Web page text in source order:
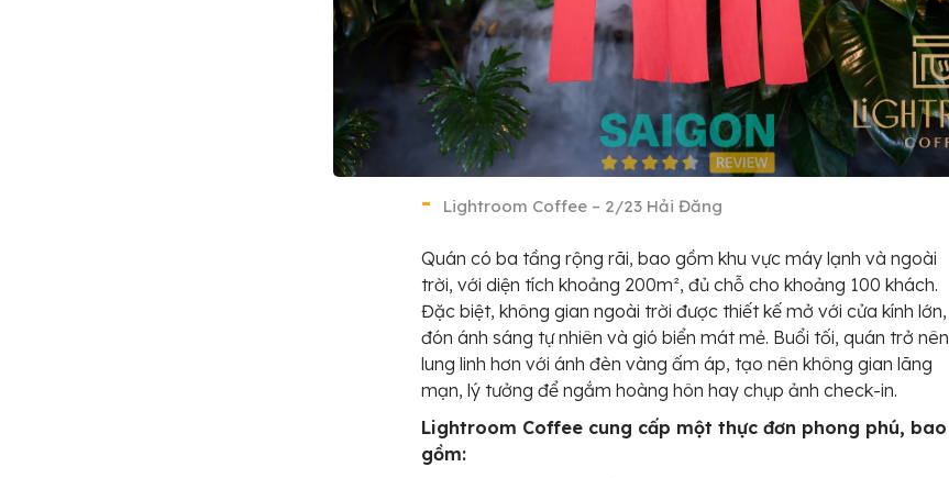
Lightroom Coffee – 2/23 Hải Đăng
Quán có ba tầng rộng rãi, bao gồm khu vực máy lạnh và ngoài
trời, với diện tích khoảng 200m², đủ chỗ cho khoảng 100 khách.
Đặc biệt, không gian ngoài trời được thiết kế mở với cửa kính lớn,
đón ánh sáng tự nhiên và gió biển mát mẻ. Buổi tối, quán trở nên
lung linh hơn với ánh đèn vàng ấm áp, tạo nên không gian lãng
mạn, lý tưởng để ngắm hoàng hôn hay chụp ảnh check-in.
Lightroom Coffee cung cấp một thực đơn phong phú, bao
gồm: